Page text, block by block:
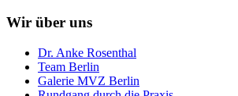
Wir über uns
Dr. Anke Rosenthal
Team Berlin
Galerie MVZ Berlin